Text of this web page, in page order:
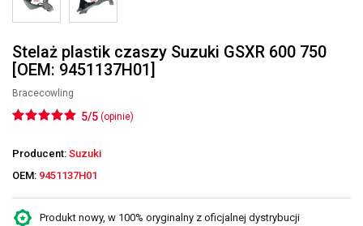
Stelaż plastik czaszy Suzuki GSXR 600 750
[OEM: 9451137H01]
Bracecowling
5/5 (opinie)
Producent: Suzuki
OEM: 9451137H01
Produkt nowy, w 100% oryginalny z oficjalnej dystrybucji